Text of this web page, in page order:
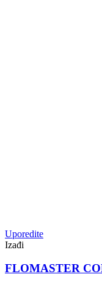
Uporedite
Izađi
FLOMASTER